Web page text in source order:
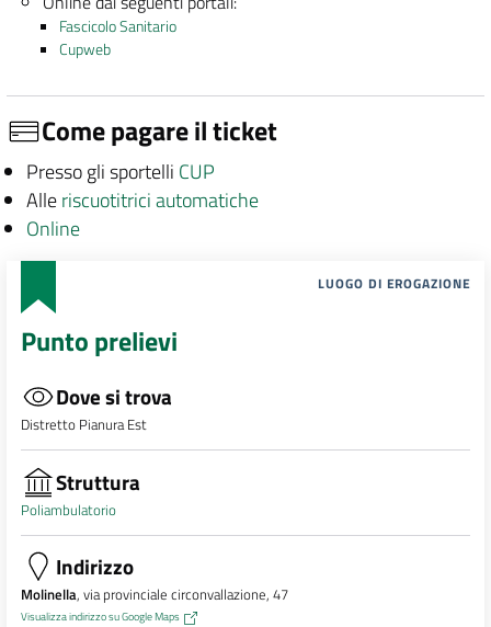
Fascicolo Sanitario
Cupweb
Come pagare il ticket
Presso gli sportelli CUP
Alleriscuotitrici automatiche
Online
LUOGO DI EROGAZIONE
Punto prelievi
Dove si trova
Distretto Pianura Est
Struttura
Poliambulatorio
Indirizzo
Molinella, via provinciale circonvallazione, 47
Visualizza indirizzo su Google Maps